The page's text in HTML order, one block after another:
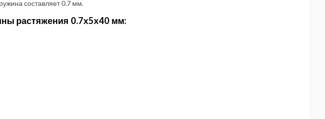
составляет 0.7 мм.
растяжения 0.7x5x40 мм: